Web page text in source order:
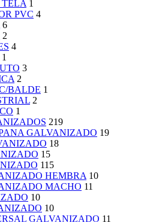
TELA 1
PVC 4
6
2
4
1
3
2
BALDE 1
2
1
219
GALVANIZADO 19
18
15
115
HEMBRA 10
MACHO 11
10
10
GALVANIZADO 11